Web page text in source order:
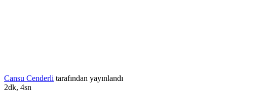
Cansu Cenderli tarafından yayınlandı
2dk, 4sn